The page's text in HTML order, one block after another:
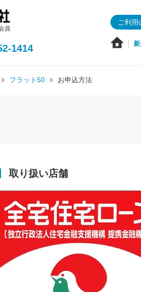
員
1414
ご利用
フラット50 お申込方法
取り扱い店舗